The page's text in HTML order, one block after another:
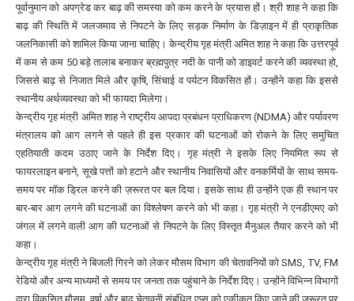
पूर्वानुमान को अपग्रेड कर बाढ़ की समस्या को कम करने के प्रयास हों। श्री शाह ने कहा कि
बाढ़ की स्थिति में जलजमाव से निपटने के लिए सड़क निर्माण के डिज़ाइन में ही प्राकृतिक
जलनिकासी को शामिल किया जाना चाहिए। केन्द्रीय गृह मंत्री अमित शाह ने कहा कि उत्तरपूर्व
में कम से कम 50 बड़े तालाब बनाकर ब्रह्मपुत्र नदी के पानी को डाइवर्ट करने की व्यवस्था हो,
जिससे बाढ़ से निजात मिले और कृषि, सिंचाई व पर्यटन विकसित हों। उन्होंने कहा कि इससे
स्थानीय अर्थव्यवस्था को भी फायदा मिलेगा।
केन्द्रीय गृह मंत्री अमित शाह ने राष्ट्रीय आपदा प्रबंधन प्राधिकरण (NDMA) और पर्यावरण
मंत्रालय को आग लगने से पहले ही इस प्रकार की घटनाओं को रोकने के लिए समुचित
एहतियाती कदम उठाए जाने के निर्देश दिए। गृह मंत्री ने इसके लिए नियमित रूप से
फायरलाइन बनाने, सूखे पत्तों को हटाने और स्थानीय निवासियों और वनकर्मियों के साथ समय-
समय पर मॉक ड्रिल करने की ज़रूरत पर बल दिया। इसके साथ ही उन्होंने एक ही स्थान पर
बार-बार आग लगने की घटनाओं का विश्लेषण करने को भी कहा। गृह मंत्री ने एनडीएमए को
जंगल में लगने वाली आग की घटनाओं से निपटने के लिए विस्तृत मैनुअल तैयार करने को भी
कहा।
केन्द्रीय गृह मंत्री ने बिजली गिरने को लेकर मौसम विभाग की चेतावनियों को SMS, TV, FM
रेडियो और अन्य माध्यमों से समय पर जनता तक पहुंचाने के निर्देश दिए। उन्होंने विभिन्न विभागों